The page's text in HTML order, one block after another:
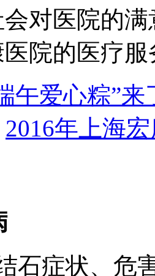
对医院的
院的医疗
午爱心粽”
2016年上海
石症状、危